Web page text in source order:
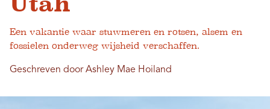
Een vakantie waar stuwmeren en rotsen, alsem en
fossielen onderweg wijsheid verschaffen.
Geschreven door Ashley Mae Hoiland